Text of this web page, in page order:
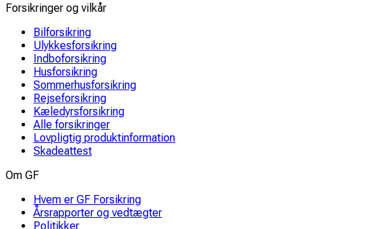
Forsikringer og vilkår
Bilforsikring
Ulykkesforsikring
Indboforsikring
Husforsikring
Sommerhusforsikring
Rejseforsikring
Kæledyrsforsikring
Alle forsikringer
Lovpligtig produktinformation
Skadeattest
Om GF
Hvem er GF Forsikring
Årsrapporter og vedtægter
Politikker